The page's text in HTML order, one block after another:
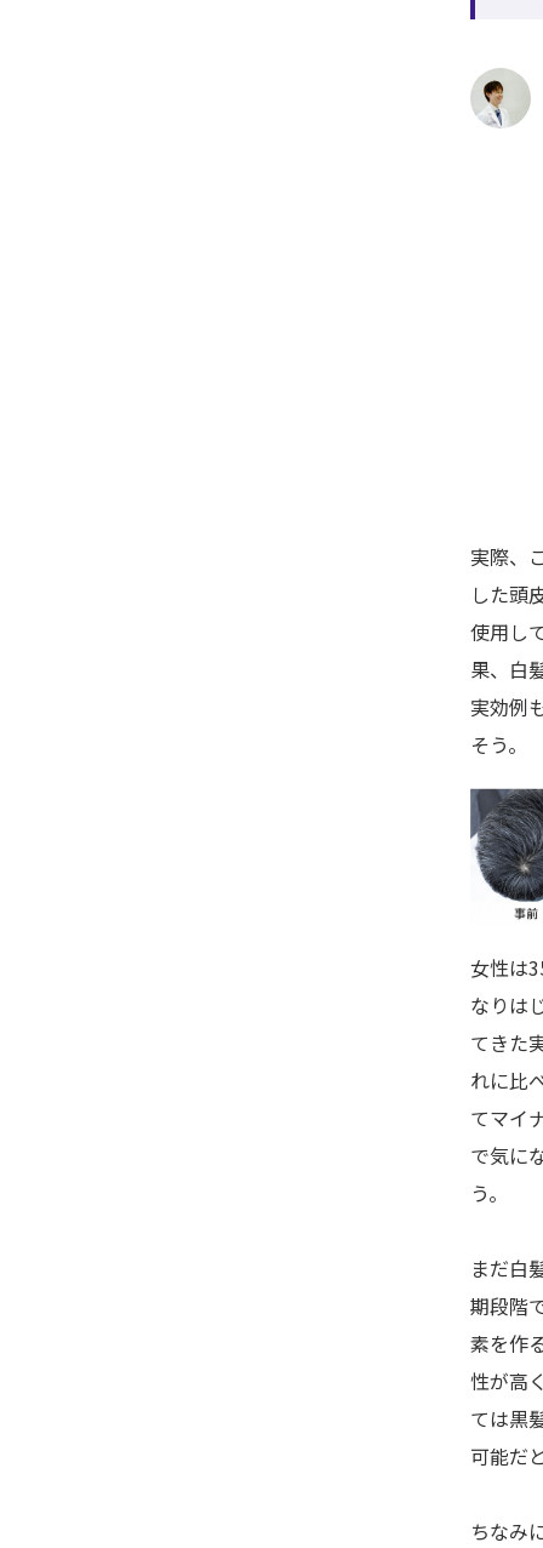
実際、
した頭
使用し
果、白
実効例
そう。
女性は
なりは
てきた
れに比
てマイ
で気に
う。
まだ白
期段階
素を作
性が高
ては黒
可能だ
ちなみ